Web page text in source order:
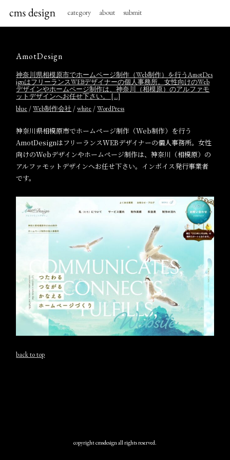
category about submit
AmotDesign
神奈川県相模原市でホームページ制作（Web制作）を行うAmotDes
ignはフリーランスWEBデザイナーの個人事務所。女性向けのWeb
デザインやホームページ制作は、神奈川（相模原）のアルファモ
ットデザインへお任せ下さい。 […]
blue /Web制作会社 /white /WordPress
神奈川県相模原市でホームページ制作（Web制作）を行う
AmotDesignはフリーランスWEBデザイナーの個人事務所。女性
向けのWebデザインやホームページ制作は、神奈川（相模原）の
アルファモットデザインへお任せ下さい。インボイス発行事業者
です。
back to top
copyright cmsdesign all rights reserved.